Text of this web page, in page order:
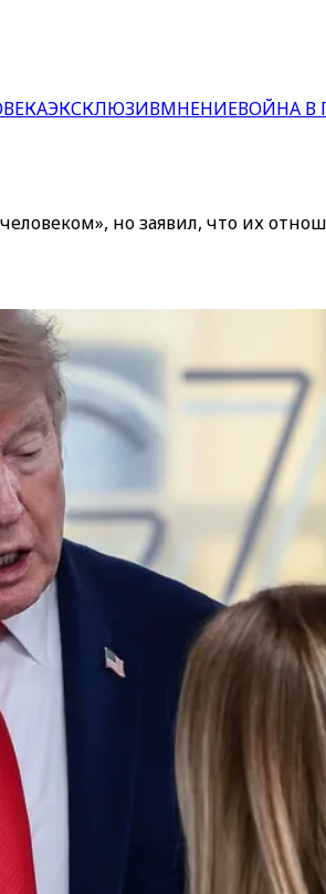
ЭКСКЛЮЗИВМНЕНИЕВОЙНА В
но заявил, что их